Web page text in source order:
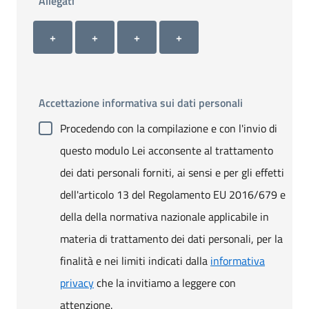
Allegato 1
+
Allegato 2
+
Allegato 3
+
Allegato 4
+
Accettazione informativa sui dati personali
Procedendo con la compilazione e con l'invio di
questo modulo Lei acconsente al trattamento
dei dati personali forniti, ai sensi e per gli effetti
dell'articolo 13 del Regolamento EU 2016/679 e
della della normativa nazionale applicabile in
materia di trattamento dei dati personali, per la
finalità e nei limiti indicati dalla informativa
privacyche la invitiamo a leggere con
attenzione.